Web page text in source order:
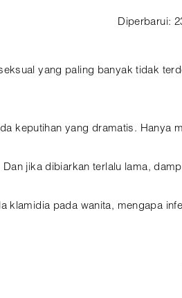
Diperbarui:
yang paling banyak tidak
keputihan yang dramatis. Hanya
Dan jika dibiarkan terlalu lama,
klamidia pada wanita, mengapa